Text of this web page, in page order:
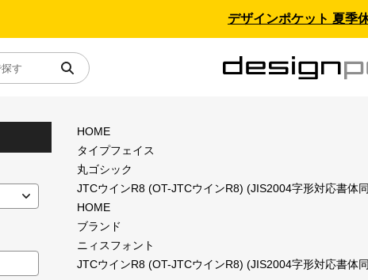
デザインポケット 夏季
HOME
タイプフェイス
丸ゴシック
JTCウインR8 (OT-JTCウインR8) (JIS2004字形対応書体
HOME
ブランド
ニィスフォント
JTCウインR8 (OT-JTCウインR8) (JIS2004字形対応書体